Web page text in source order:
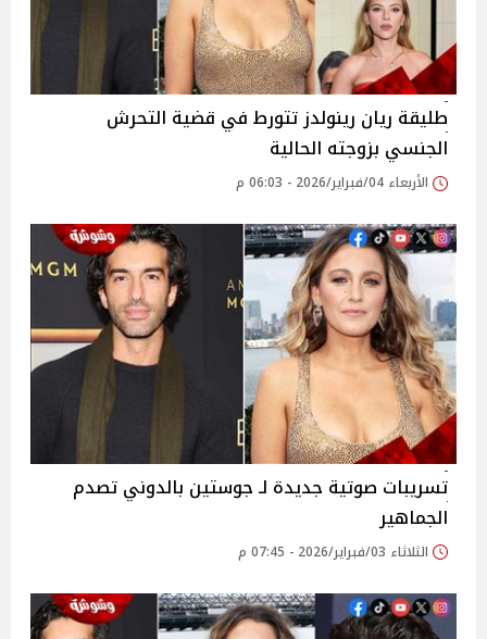
طليقة ريان رينولدز تتورط في قضية التحرش
الجنسي بزوجته الحالية
الأربعاء 04/فبراير/2026 - 06:03 م
تسريبات صوتية جديدة لـ جوستين بالدوني تصدم
الجماهير
الثلاثاء 03/فبراير/2026 - 07:45 م